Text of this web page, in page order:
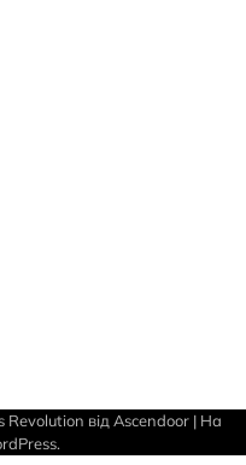
Revolution від Ascendoor | На
.